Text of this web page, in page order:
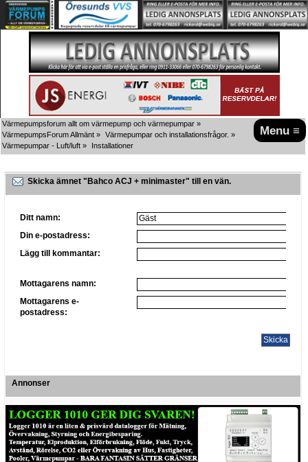
Menu ≡
Värmepumpsforum allt om värmepump och värmepumpar »
VärmepumpsForum Allmänt » Värmepumpar och installationsfrågor. »
Värmepumpar - Luft/luft » Installationer
Skicka ämnet "Bahco ACJ + minimaster" till en vän.
Ditt namn:
Din e-postadress:
Lägg till kommantar:
Mottagarens namn:
Mottagarens e-
postadress:
Annonser